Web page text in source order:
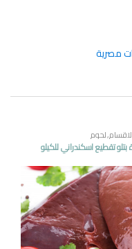
مصرية
,لحوم
بتلو تقطيع اسكندراني للكيلو